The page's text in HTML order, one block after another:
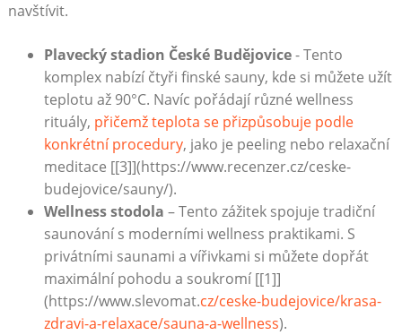
navštívit.
Plavecký stadion‍ České Budějovice-‌ Tento
komplex nabízí čtyři finské sauny, kde si ⁢můžete užít
teplotu až 90°C. Navíc ⁣pořádají různé wellness‌
rituály, přičemž teplota se přizpůsobuje podle
⁢konkrétní procedury, jako je peeling nebo relaxační
meditace [[3]](https://www.recenzer.cz/ceske-
budejovice/sauny/).
Wellness stodola – Tento zážitek spojuje tradiční
saunování s moderními⁣ wellness ⁤praktikami. S
privátními saunami a⁢ vířivkami si můžete dopřát
maximální‌ pohodu a soukromí [[1]]
(https://www.slevomat.cz/ceske-budejovice/krasa-
zdravi-a-relaxace/sauna-a-wellness).